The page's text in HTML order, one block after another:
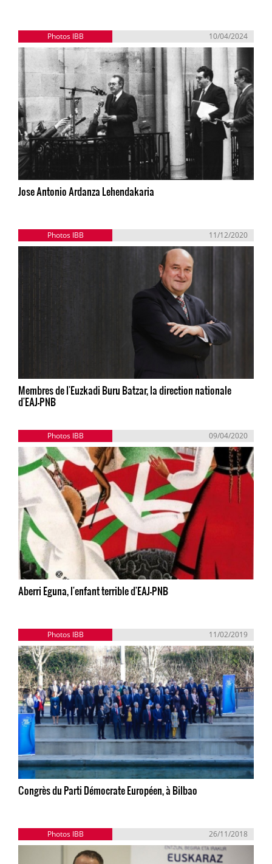
Photos IBB 10/04/2024
Jose Antonio Ardanza Lehendakaria
Photos IBB 11/12/2020
Membres de l'Euzkadi Buru Batzar, la direction nationale
d'EAJ-PNB
Photos IBB 09/04/2020
Aberri Eguna, l'enfant terrible d'EAJ-PNB
Photos IBB 11/02/2019
Congrès du Parti Démocrate Européen, à Bilbao
Photos IBB 26/11/2018